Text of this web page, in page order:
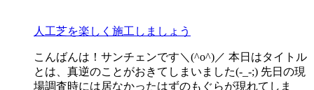
人工芝を楽しく施工しましょう
こんばんは！サンチェンです＼(^o^)／ 本日はタイトル
とは、真逆のことがおきてしまいました(-_-;) 先日の現
場調査時には居なかったはずのもぐらが現れてしま